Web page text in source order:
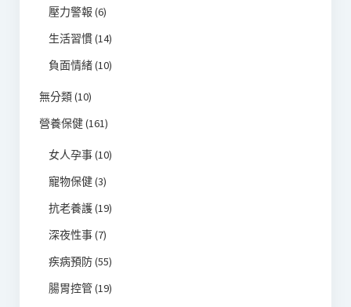
壓力警報 (6)
生活習慣(14)
負面情緒(10)
無分類(10)
營養保健(161)
女人孕事(10)
寵物保健(3)
抗老養護(19)
深夜性事(7)
疾病預防(55)
腸胃控管(19)